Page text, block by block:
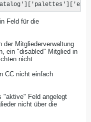
Feld für die
der Mitgliederverwaltung
ein "disabled" Mitglied in
nicht.
CC nicht einfach
"aktive" Feld angelegt
nicht über die